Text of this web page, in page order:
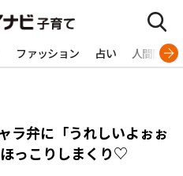
ファッション 占い 人間関係
ラ弁に「うれしいよぉぉ
っこりしまくり♡